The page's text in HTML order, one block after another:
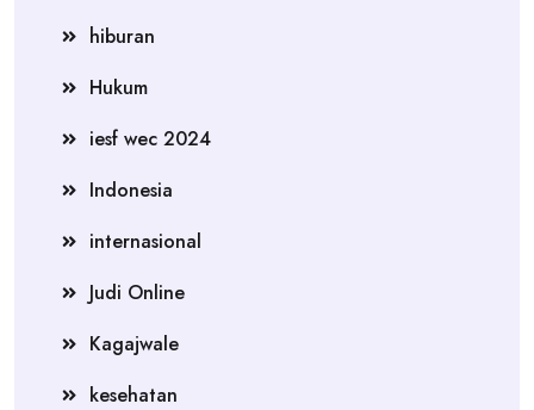
hiburan
Hukum
iesf wec 2024
Indonesia
internasional
Judi Online
Kagajwale
kesehatan